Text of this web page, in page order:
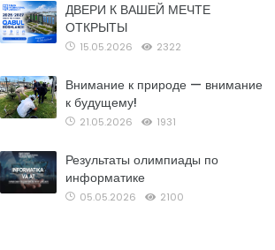
ДВЕРИ К ВАШЕЙ МЕЧТЕ
ОТКРЫТЫ
15.05.2026 2322
Внимание к природе — внимание
к будущему!
21.05.2026 1931
Результаты олимпиады по
информатике
05.05.2026 2100